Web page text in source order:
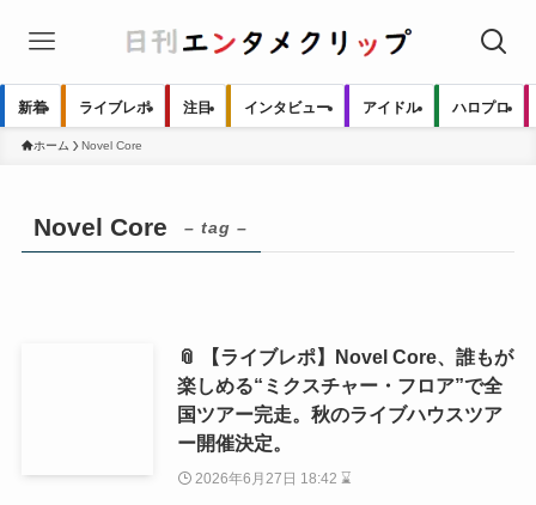
新着 ライブレポ 注目 インタビュー アイドル ハロプロ
ホーム Novel Core
Novel Core – tag –
📎 【ライブレポ】Novel Core、誰もが
楽しめる“ミクスチャー・フロア”で全
国ツアー完走。秋のライブハウスツア
ー開催決定。
2026年6月27日 18:42 ⌛